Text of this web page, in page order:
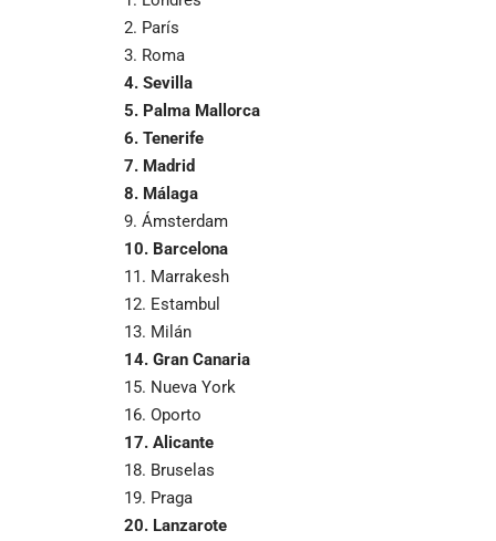
2. París
3. Roma
4. Sevilla
5. Palma Mallorca
6. Tenerife
7. Madrid
8. Málaga
9. Ámsterdam
10. Barcelona
11. Marrakesh
12. Estambul
13. Milán
14. Gran Canaria
15. Nueva York
16. Oporto
17. Alicante
18. Bruselas
19. Praga
20. Lanzarote